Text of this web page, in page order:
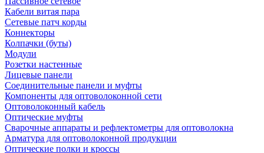
Кабели витая пара
Сетевые патч корды
Коннекторы
Колпачки (буты)
Модули
Розетки настенные
Лицевые панели
Соединительные панели и муфты
Компоненты для оптоволоконной сети
Оптоволоконный кабель
Оптические муфты
Сварочные аппараты и рефлектометры для оптоволокна
Арматура для оптоволоконной продукции
Оптические полки и кроссы